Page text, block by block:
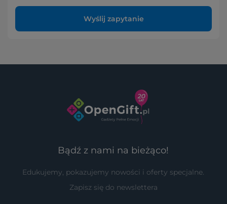
Wyślij zapytanie
Bądź z nami na bieżąco!
Edukujemy, pokazujemy nowości i oferty specjalne.
Zapisz się do newslettera